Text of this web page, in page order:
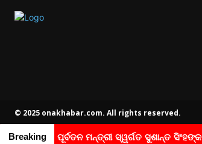
© 2025 onakhabar.com. All rights reserved.
Breaking ପୂର୍ବତନ ମନ୍ତ୍ରୀ ସ୍ୱର୍ଗତ ସୁଶାନ୍ତ